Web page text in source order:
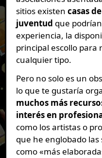
sitios existen casas
juventud que
experiencia, la
principal escollo para
cualquier tipo.
Pero no solo es un
lo que te gustaría
muchos más
interés en
como los artistas o
que he englobado
como «más